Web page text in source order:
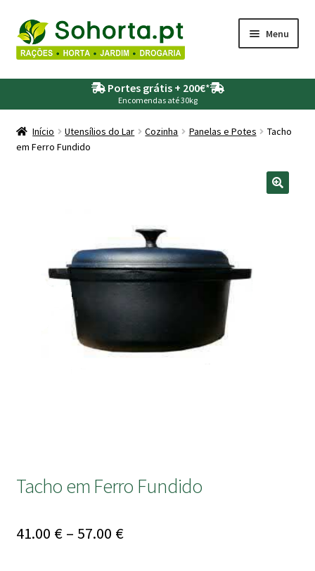
Ir
para
a
navegação
Saltar
para
o
conteúdo
Menu
Agricultura
Drogaria
Piscinas
Portes grátis + 200€*
Encomendas até 30kg
Início Utensílios do Lar Cozinha Panelas e Potes
Tacho
em Ferro Fundido
Tacho em Ferro Fundido
41.00 € – 57.00 €Price